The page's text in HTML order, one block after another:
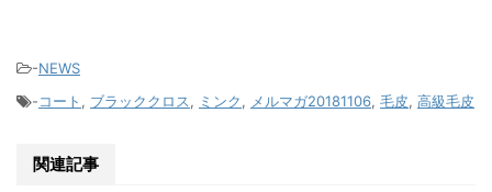
-NEWS
-コート , ブラッククロス, ミンク, メルマガ20181106, 毛皮, 高級毛皮
関連記事